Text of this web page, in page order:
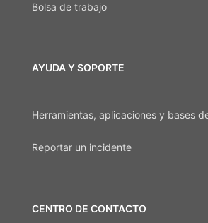
Bolsa de trabajo
AYUDA Y SOPORTE
Herramientas, aplicaciones y bases
Reportar un incidente
CENTRO DE CONTACTO